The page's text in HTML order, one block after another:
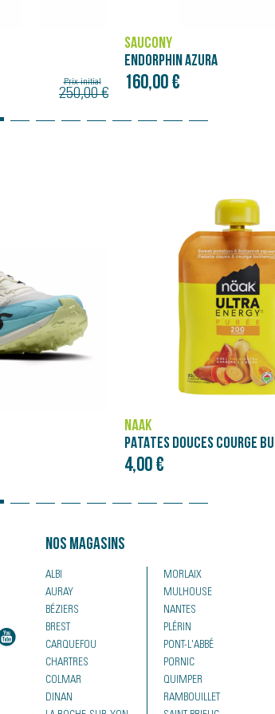
SAUCONY
ENDORPHIN PRO 5
275,00 €
ASICS
NOVABLAST 5
120,00 €
Nos magasins
ALBI
AURAY
BÉZIERS
BREST
CARQUEFOU
CHARTRES
COLMAR
DINAN
MORLAIX
MULHOUSE
NANTES
PLÉRIN
PONT-L'ABBÉ
PORNIC
QUIMPER
RAMBOUILLET